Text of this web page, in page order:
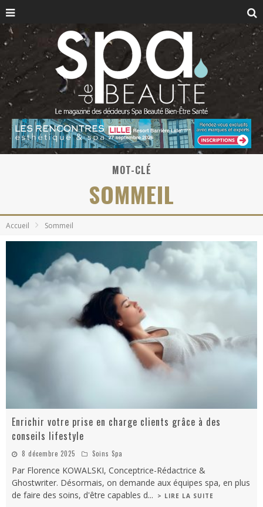
MOT-CLÉ
SOMMEIL
Accueil Sommeil
Enrichir votre prise en charge clients grâce à des
conseils lifestyle
8 décembre 2025 Soins Spa
Par Florence KOWALSKI, Conceptrice-Rédactrice &
Ghostwriter. Désormais, on demande aux équipes spa, en plus
de faire des soins, d'être capables d... > LIRE LA SUITE